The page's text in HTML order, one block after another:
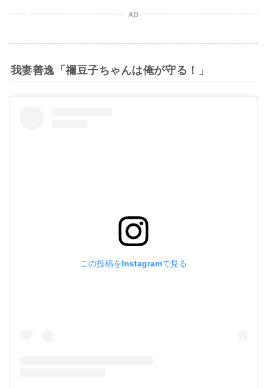
AD
我妻善逸「禰豆子ちゃんは俺が守る！」
この投稿をInstagramで見る